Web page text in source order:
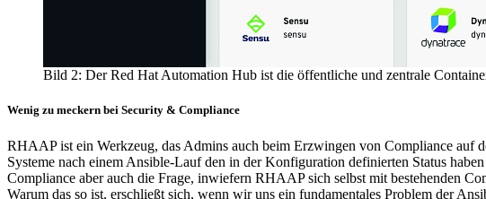
Bild 2: Der Red Hat Automation Hub ist die öffentliche und zentrale
Wenig zu meckern bei Security & Compliance
RHAAP ist ein Werkzeug, das Admins auch beim Erzwingen von Compliance auf
Systeme nach einem Ansible-Lauf den in der Konfiguration definierten Status
Compliance aber auch die Frage, inwiefern RHAAP sich selbst mit bestehenden
Warum das so ist, erschließt sich, wenn wir uns ein fundamentales Problem der